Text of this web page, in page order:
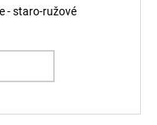
- staro-ružové